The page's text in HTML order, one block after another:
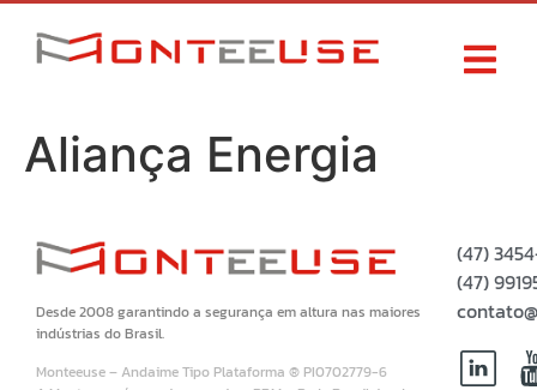
Aliança Energia
Desde 2008 garantindo a segurança em altura nas maiores
indústrias do Brasil.
Monteeuse – Andaime Tipo Plataforma ® PI0702779-6
(47)
(47)